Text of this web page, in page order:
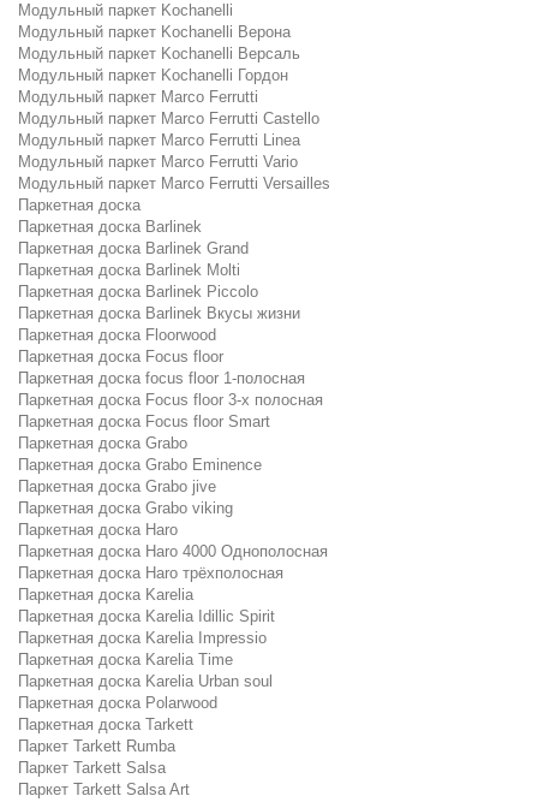
Модульный паркет Kochanelli
Модульный паркет Kochanelli Верона
Модульный паркет Kochanelli Версаль
Модульный паркет Kochanelli Гордон
Модульный паркет Marco Ferrutti
Модульный паркет Marco Ferrutti Castello
Модульный паркет Marco Ferrutti Linea
Модульный паркет Marco Ferrutti Vario
Модульный паркет Marco Ferrutti Versailles
Паркетная доска
Паркетная доска Barlinek
Паркетная доска Barlinek Grand
Паркетная доска Barlinek Molti
Паркетная доска Barlinek Piccolo
Паркетная доска Barlinek Вкусы жизни
Паркетная доска Floorwood
Паркетная доска Focus floor
Паркетная доска focus floor 1-полосная
Паркетная доска Focus floor 3-х полосная
Паркетная доска Focus floor Smart
Паркетная доска Grabo
Паркетная доска Grabo Eminence
Паркетная доска Grabo jive
Паркетная доска Grabo viking
Паркетная доска Haro
Паркетная доска Haro 4000 Однополосная
Паркетная доска Haro трёхполосная
Паркетная доска Karelia
Паркетная доска Karelia Idillic Spirit
Паркетная доска Karelia Impressio
Паркетная доска Karelia Time
Паркетная доска Karelia Urban soul
Паркетная доска Polarwood
Паркетная доска Tarkett
Паркет Tarkett Rumba
Паркет Tarkett Salsa
Паркет Tarkett Salsa Art